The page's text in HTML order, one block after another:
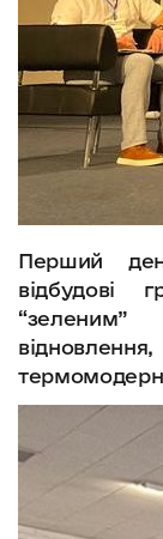
Перший
відбудові
“зеленим”